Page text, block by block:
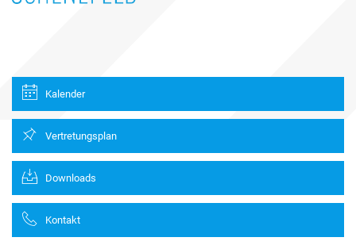
Kalender
Vertretungsplan
Downloads
Kontakt